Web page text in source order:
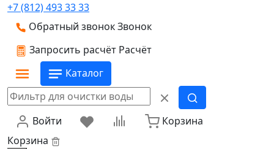
+7 (812) 493 33 33
Обратный звонокЗвонок
Запросить расчёт Расчёт
Каталог
Войти
Корзина
Корзина